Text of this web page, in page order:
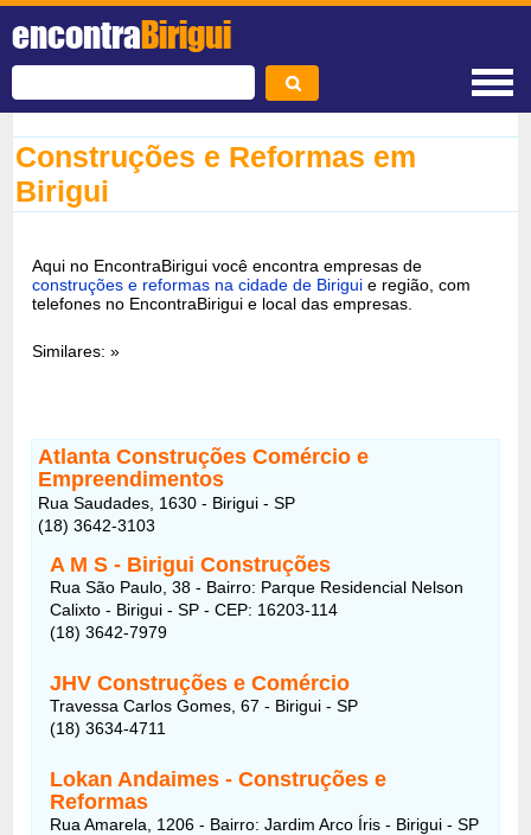
encontraBirigui
Construções e Reformas em
Birigui
Aqui no EncontraBirigui você encontra empresas de
construções e reformas na cidade de Birigui e região, com
telefones no EncontraBirigui e local das empresas.
Similares: »
Atlanta Construções Comércio e
Empreendimentos
Rua Saudades, 1630 - Birigui - SP
(18) 3642-3103
A M S - Birigui Construções
Rua São Paulo, 38 - Bairro: Parque Residencial Nelson
Calixto - Birigui - SP - CEP: 16203-114
(18) 3642-7979
JHV Construções e Comércio
Travessa Carlos Gomes, 67 - Birigui - SP
(18) 3634-4711
Lokan Andaimes - Construções e
Reformas
Rua Amarela, 1206 - Bairro: Jardim Arco Íris - Birigui - SP